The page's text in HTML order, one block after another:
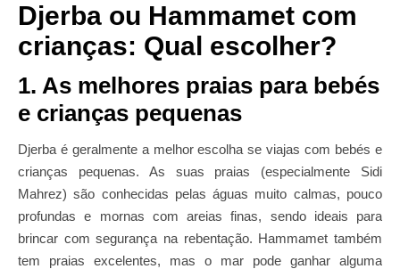
Djerba ou Hammamet com
crianças: Qual escolher?
1. As melhores praias para bebés
e crianças pequenas
Djerba é geralmente a melhor escolha se viajas com bebés e
crianças pequenas. As suas praias (especialmente Sidi
Mahrez) são conhecidas pelas águas muito calmas, pouco
profundas e mornas com areias finas, sendo ideais para
brincar com segurança na rebentação. Hammamet também
tem praias excelentes, mas o mar pode ganhar alguma